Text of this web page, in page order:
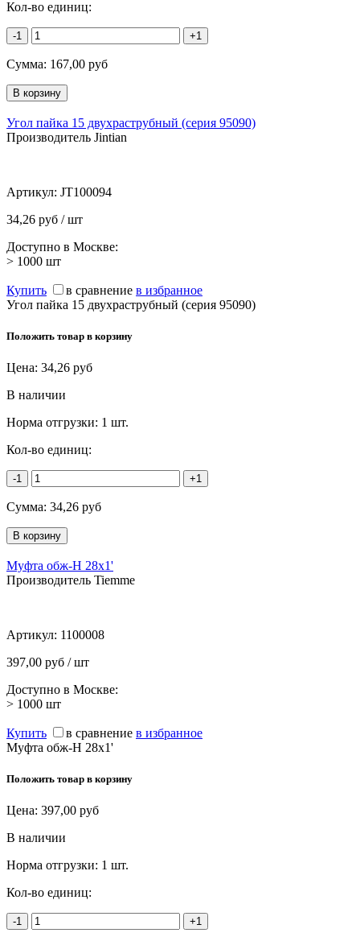
Кол-во единиц:
-1 +1
Сумма: 167,00 руб
Угол пайка 15 двухраструбный (серия 95090)
Производитель Jintian
Артикул: JT100094
34,26 руб / шт
Доступно в Москве:
> 1000 шт
Купить в сравнение в избранное
Угол пайка 15 двухраструбный (серия 95090)
Положить товар в корзину
Цена: 34,26 руб
В наличии
Норма отгрузки: 1 шт.
Кол-во единиц:
-1 +1
Сумма: 34,26 руб
Муфта обж-Н 28х1'
Производитель Tiemme
Артикул: 1100008
397,00 руб / шт
Доступно в Москве:
> 1000 шт
Купить в сравнение в избранное
Муфта обж-Н 28х1'
Положить товар в корзину
Цена: 397,00 руб
В наличии
Норма отгрузки: 1 шт.
Кол-во единиц:
-1 +1